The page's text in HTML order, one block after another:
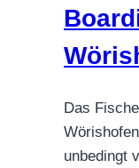
Das
unbedingt